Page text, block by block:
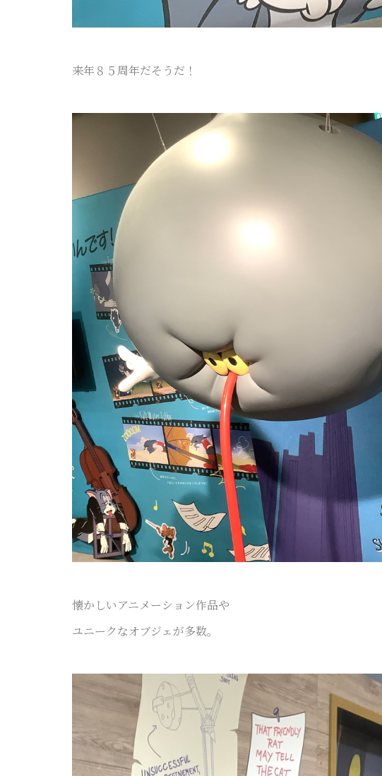
来年８５周年だそうだ！
懐かしいアニメーション作品や
ユニークなオブジェが多数。